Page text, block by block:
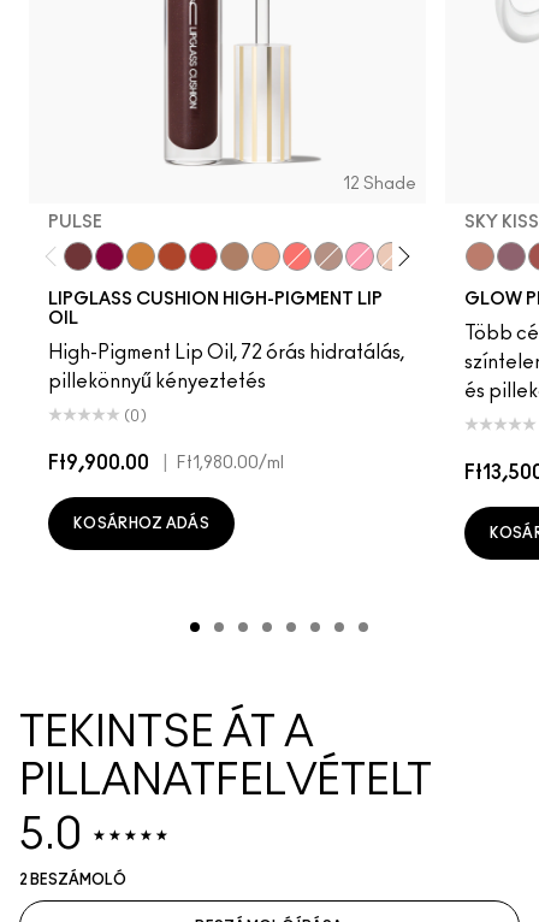
12 Shade
PULSE
LIPGLASS CUSHION HIGH-PIGMENT LIP
OIL
High-Pigment Lip Oil, 72 órás hidratálás,
pillekönnyű kényeztetés
(0)
Ft9,900.00 Ft1,980.00/ml
KOSÁRHOZ ADÁS
SKY
GLOW
Több
és
TEKINTSE ÁT A
PILLANATFELVÉTELT
5.0
2 BESZÁMOLÓ